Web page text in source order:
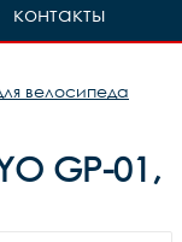
контакты
велосипеда
GP-01,